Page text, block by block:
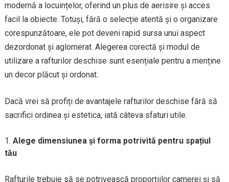
modernă a locuințelor, oferind un plus de aerisire și acces
facil la obiecte. Totuși, fără o selecție atentă și o organizare
corespunzătoare, ele pot deveni rapid sursa unui aspect
dezordonat și aglomerat. Alegerea corectă și modul de
utilizare a rafturilor deschise sunt esențiale pentru a menține
un decor plăcut și ordonat.
Dacă vrei să profiți de avantajele rafturilor deschise fără să
sacrifici ordinea și estetica, iată câteva sfaturi utile.
Alege dimensiunea și forma potrivită pentru spațiul
tău
Rafturile trebuie să se potrivească proporțiilor camerei și să